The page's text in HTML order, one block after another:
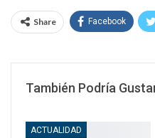
Share Facebook
También Podría
ACTUALIDAD